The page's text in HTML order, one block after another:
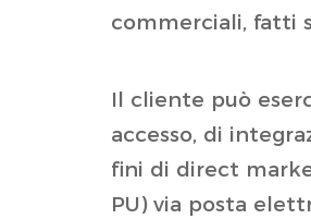
commerciali, fatti
Il cliente può
accesso, di
fini di direct
PU) via posta